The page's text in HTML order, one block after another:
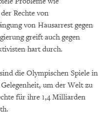
Rechte von
von Hausarrest gegen
greift auch gegen
hart durch.
die Olympischen Spiele in
um der Welt zu
für ihre 1,4 Milliarden